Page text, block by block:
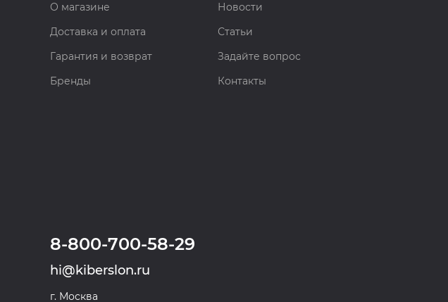
О магазине
Новости
Доставка и оплата
Статьи
Гарантия и возврат
Задайте вопрос
Бренды
Контакты
8-800-700-58-29
hi@kiberslon.ru
г. Москва